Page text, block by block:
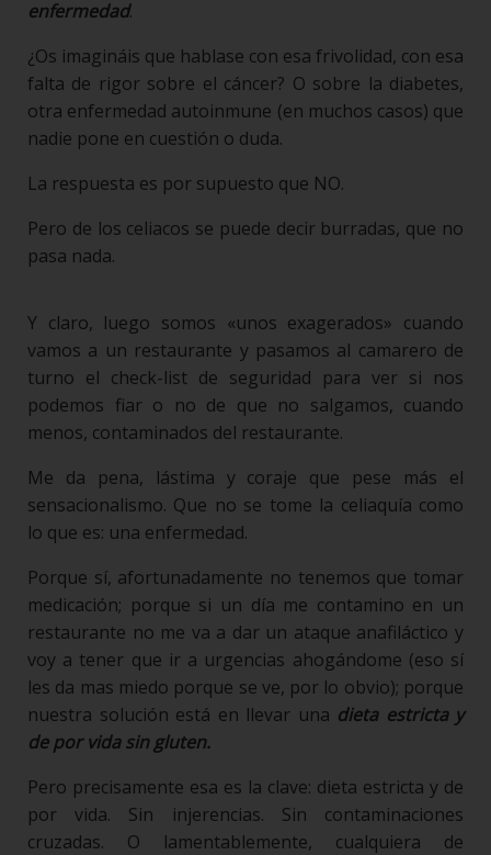
enfermedad.
¿Os imagináis que hablase con esa frivolidad, con esa
falta de rigor sobre el cáncer? O sobre la diabetes,
otra enfermedad autoinmune (en muchos casos) que
nadie pone en cuestión o duda.
La respuesta es por supuesto que NO.
Pero de los celiacos se puede decir burradas, que no
pasa nada.
Y claro, luego somos «unos exagerados» cuando
vamos a un restaurante y pasamos al camarero de
turno el check-list de seguridad para ver si nos
podemos fiar o no de que no salgamos, cuando
menos, contaminados del restaurante.
Me da pena, lástima y coraje que pese más el
sensacionalismo. Que no se tome la celiaquía como
lo que es: una enfermedad.
Porque sí, afortunadamente no tenemos que tomar
medicación; porque si un día me contamino en un
restaurante no me va a dar un ataque anafiláctico y
voy a tener que ir a urgencias ahogándome (eso sí
les da mas miedo porque se ve, por lo obvio); porque
nuestra solución está en llevar una dieta estricta y
de por vida sin gluten.
Pero precisamente esa es la clave: dieta estricta y de
por vida. Sin injerencias. Sin contaminaciones
cruzadas. O lamentablemente, cualquiera de